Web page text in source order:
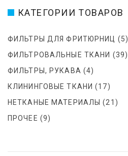
П
И
С
Я
М
КАТЕГОРИИ ТОВАРОВ
ФИЛЬТРЫ ДЛЯ ФРИТЮРНИЦ (5)
ФИЛЬТРОВАЛЬНЫЕ ТКАНИ (39)
ФИЛЬТРЫ, РУКАВА (4)
КЛИНИНГОВЫЕ ТКАНИ (17)
НЕТКАНЫЕ МАТЕРИАЛЫ (21)
ПРОЧЕЕ (9)